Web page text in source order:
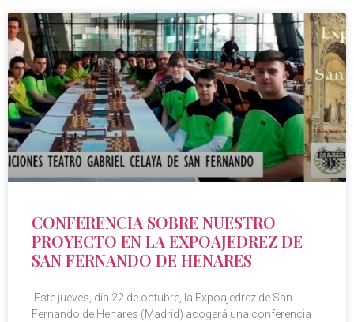
CONFERENCIA SOBRE NUESTRO
PROYECTO EN LA EXPOAJEDREZ DE
SAN FERNANDO DE HENARES
Este jueves, día 22 de octubre, la Expoajedrez de San
Fernando de Henares (Madrid) acogerá una conferencia